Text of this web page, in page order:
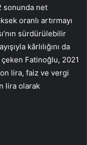
sonunda net
oranlı artırmayı
sürdürülebilir
kârlılığını da
Fatinoğlu, 2021
lira, faiz ve vergi
lira olarak